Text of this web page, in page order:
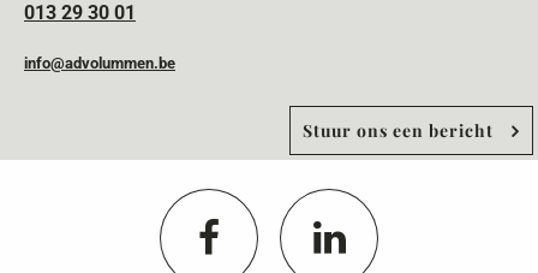
013 29 30 01
info@advolummen.be
Stuur ons een bericht